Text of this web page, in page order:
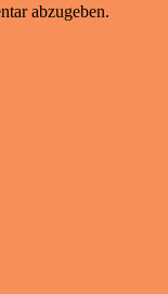
abzugeben.